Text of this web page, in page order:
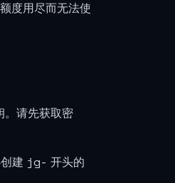
度用尽而无法使
。请先获取密
建 jg- 开头的